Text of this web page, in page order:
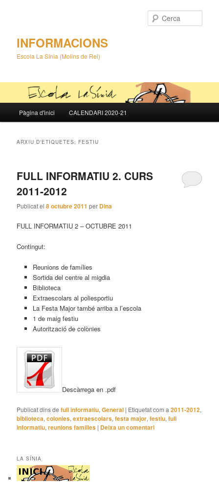
INFORMACIONS
Escola La Sínia (Molins de Rei)
Aneu
principal
Aneu
secundari
Pàgina d'inici CALENDARI 2020-21
ARXIU D'ETIQUETES: FESTIU
FULL INFORMATIU 2. CURS
2011-2012
Publicat el8 octubre 2011 per Dina
FULL INFORMATIU 2 – OCTUBRE 2011
Contingut:
Reunions de famílies
Sortida del centre al migdia
Biblioteca
Extraescolars al poliesportiu
La Festa Major també arriba a l’escola
1 de maig festiu
Autorització de colònies
Descàrrega en .pdf
Publicat dins de full informatiu,General | Etiquetat com a 2011-2012,
biblioteca,colonies,extraescolars,festa major,festiu,full
informatiu,reunions families | Deixa un comentari
LA SÍNIA